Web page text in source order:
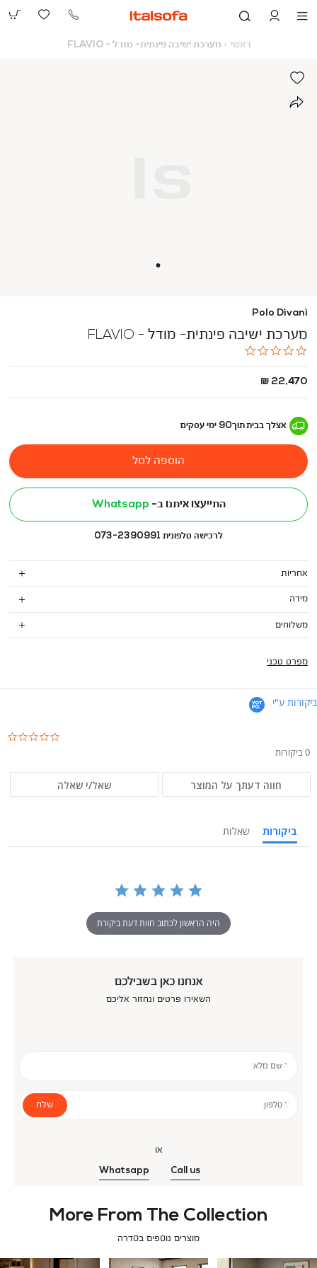
073-
ראשי ראשי
מערכת ישיבה פינתית- מודל - FLAVIO
Polo Divani
מערכת ישיבה פינתית- מודל - FLAVIO
החל
22,470 ₪
אצלך בביתתוך90 ימי עסקים
הוספה לסל
התייעצו איתנו ב- Whatsapp
לרכישה טלפונית 073-2390991
אחריות
מידה
משלוחים
מפרט טכני
ביקורות ע"י
0 ביקורות
חווה דעתך על המוצר שאל/י שאלה
ביקורות שאלות
היה הראשון לכתוב חוות דעת ביקורת
אנחנו כאן בשבילכם
השאירו פרטים ונחזור אליכם
* שם מלא
* טלפון שלח
או
Call us
Whatsapp
More From The Collection
מוצרים נוספים בסדרה